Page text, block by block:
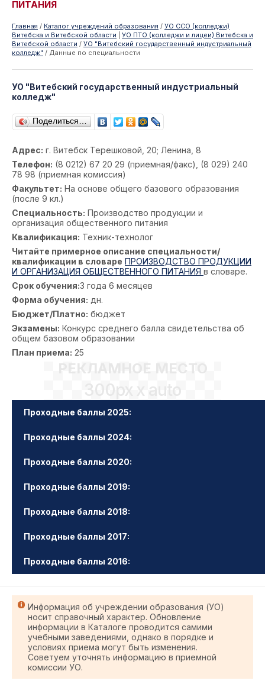
ПИТАНИЯ
Главная / Каталог учреждений образования / УО ССО (колледжи)
Витебска и Витебской области
УО ПТО (колледжи и лицеи) Витебска и
Витебской области / УО "Витебский государственный индустриальный
колледж" / Данные по специальности
УО "Витебский государственный индустриальный
колледж"
Поделиться…
Адрес: г. Витебск Терешковой, 20; Ленина, 8
Телефон: (8 0212) 67 20 29 (приемная/факс), (8 029) 240
78 98 (приемная комиссия)
Факультет: На основе общего базового образования
(после 9 кл.)
Специальность: Производство продукции и
организация общественного питания
Квалификация: Техник-технолог
Читайте примерное описание специальности/
квалификации в словаре ПРОИЗВОДСТВО ПРОДУКЦИИ
И ОРГАНИЗАЦИЯ ОБЩЕСТВЕННОГО ПИТАНИЯ в словаре.
Срок обучения:3 года 6 месяцев
Форма обучения: дн.
Бюджет/Платно: бюджет
Экзамены: Конкурс среднего балла свидетельства об
общем базовом образовании
План приема: 25
РЕКЛАМНОЕ МЕСТО
300px x auto
Проходные баллы 2025:
Проходные баллы 2024:
Проходные баллы 2020:
Проходные баллы 2019:
Проходные баллы 2018:
Проходные баллы 2017:
Проходные баллы 2016:
Информация об учреждении образования (УО)
носит справочный характер. Обновление
информации в Каталоге проводится самими
учебными заведениями, однако в порядке и
условиях приема могут быть изменения.
Советуем уточнять информацию в приемной
комиссии УО.